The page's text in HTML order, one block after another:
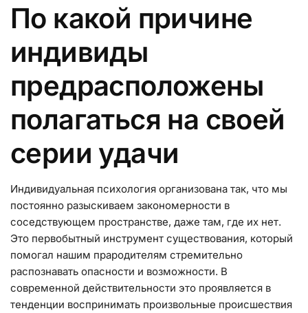
По какой причине
индивиды
предрасположены
полагаться на своей
серии удачи
Индивидуальная психология организована так, что мы
постоянно разыскиваем закономерности в
соседствующем пространстве, даже там, где их нет.
Это первобытный инструмент существования, который
помогал нашим прародителям стремительно
распознавать опасности и возможности. В
современной действительности это проявляется в
тенденции воспринимать произвольные происшествия